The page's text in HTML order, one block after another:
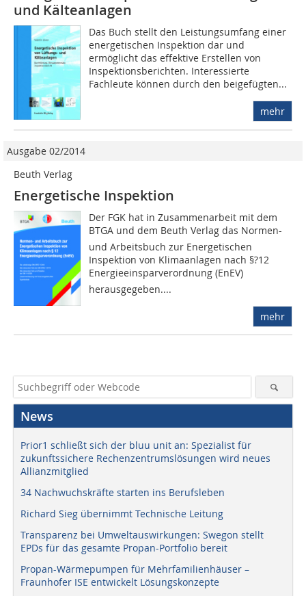
und Kälteanlagen
Das Buch stellt den Leistungsumfang einer
energetischen Inspektion dar und
ermöglicht das effektive Erstellen von
Inspektionsberichten. Interessierte
Fachleute können durch den beigefügten...
mehr
Ausgabe 02/2014
Beuth Verlag
Energetische Inspektion
Der FGK hat in Zusammenarbeit mit dem
BTGA und dem Beuth Verlag das Normen-
und Arbeitsbuch zur Energetischen
Inspektion von Klimaanlagen nach §?12
Energieeinsparverordnung (EnEV)
herausgegeben....
mehr
News
Prior1 schließt sich der bluu unit an: Spezialist für
zukunftssichere Rechenzentrumslösungen wird neues
Allianzmitglied
34 Nachwuchskräfte starten ins Berufsleben
Richard Sieg übernimmt Technische Leitung
Transparenz bei Umweltauswirkungen: Swegon stellt
EPDs für das gesamte Propan-Portfolio bereit
Propan-Wärmepumpen für Mehrfamilienhäuser –
Fraunhofer ISE entwickelt Lösungskonzepte